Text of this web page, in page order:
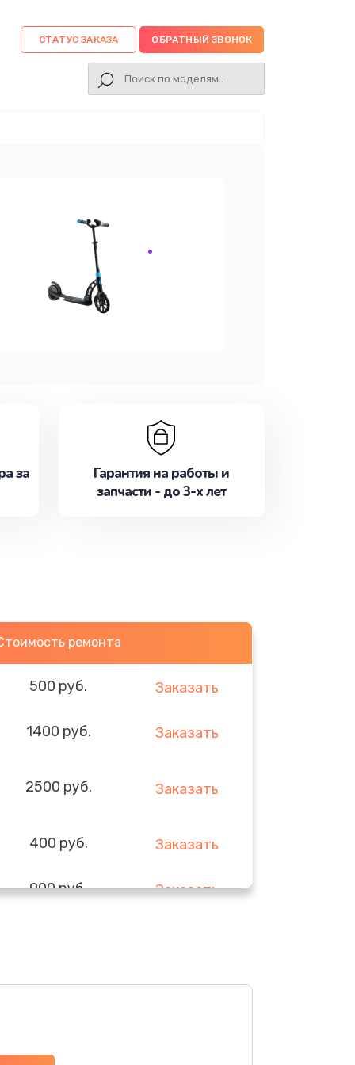
СТАТУС ЗАКАЗА ОБРАТНЫЙ ЗВОНОК
за
Гарантия на работы и
запчасти - до 3-х лет
ремонта
500 руб. Заказать
1400 руб. Заказать
2500 руб. Заказать
400 руб. Заказать
900 руб. Заказать
Заказать